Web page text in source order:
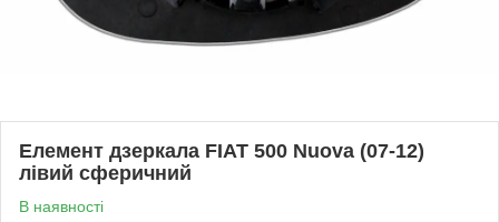
Елемент дзеркала FIAT 500 Nuova (07-12)
лівий сферичний
В наявності